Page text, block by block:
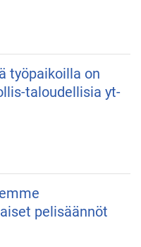
työpaikoilla on
taloudellisia yt-
pelisäännöt